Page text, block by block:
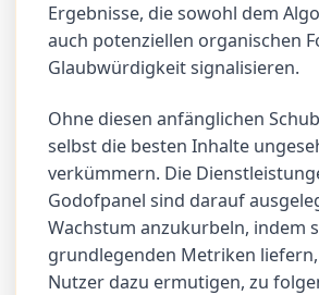
Ergebnisse, die sowohl dem
auch potenziellen organischen
Glaubwürdigkeit signalisieren.
Ohne diesen anfänglichen
selbst die besten Inhalte
verkümmern. Die
Godofpanel sind darauf
Wachstum anzukurbeln, indem
grundlegenden Metriken
Nutzer dazu ermutigen, zu